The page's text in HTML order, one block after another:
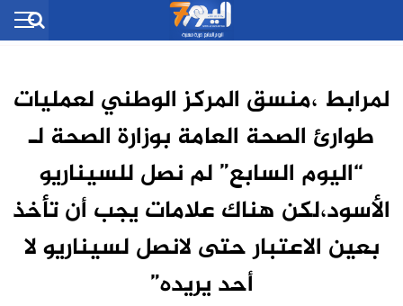
لمرابط ،منسق المركز الوطني لعمليات
طوارئ الصحة العامة بوزارة الصحة لـ
“اليوم السابع” لم نصل للسيناريو
الأسود،لكن هناك علامات يجب أن تأخذ
بعين الاعتبار حتى لانصل لسيناريو لا
أحد يريده”